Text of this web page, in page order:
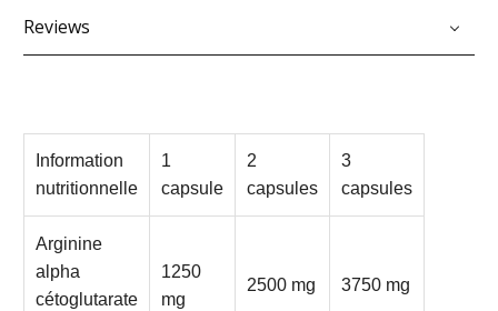
Reviews
Information
nutritionnelle
1
capsule
2
capsules
3
capsules
Arginine
alpha
cétoglutarate
1250
mg
2500 mg 3750 mg